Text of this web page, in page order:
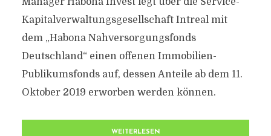
Kapitalverwaltungsgesellschaft Intreal mit
dem „Habona Nahversorgungsfonds
Deutschland“ einen offenen Immobilien-
Publikumsfonds auf, dessen Anteile ab dem 11.
Oktober 2019 erworben werden können.
WEITERLESEN